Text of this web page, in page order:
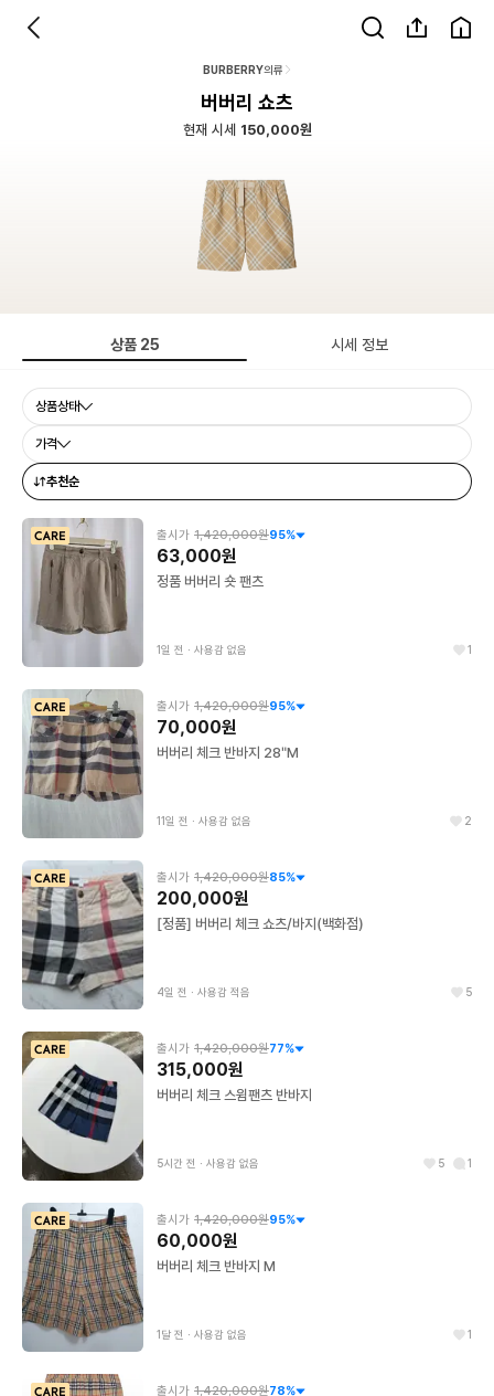
BURBERRY의류
버버리 쇼츠
현재 시세 150,000원
상품25 시세 정보
상품상태
가격
추천순
출시가 1,420,000원95%
63,000원
정품 버버리 숏 팬츠
1일 전 ∙ 사용감 없음 1
출시가 1,420,000원95%
70,000원
버버리 체크 반바지 28"M
11일 전 ∙ 사용감 없음 2
출시가 1,420,000원85%
200,000원
[정품] 버버리 체크 쇼츠/바지(백화점)
4일 전 ∙ 사용감 적음 5
출시가 1,420,000원77%
315,000원
버버리 체크 스윔팬츠 반바지
5시간 전 ∙ 사용감 없음 5 1
출시가 1,420,000원95%
60,000원
버버리 체크 반바지 M
1달 전 ∙ 사용감 없음 1
출시가 1,420,000원78%